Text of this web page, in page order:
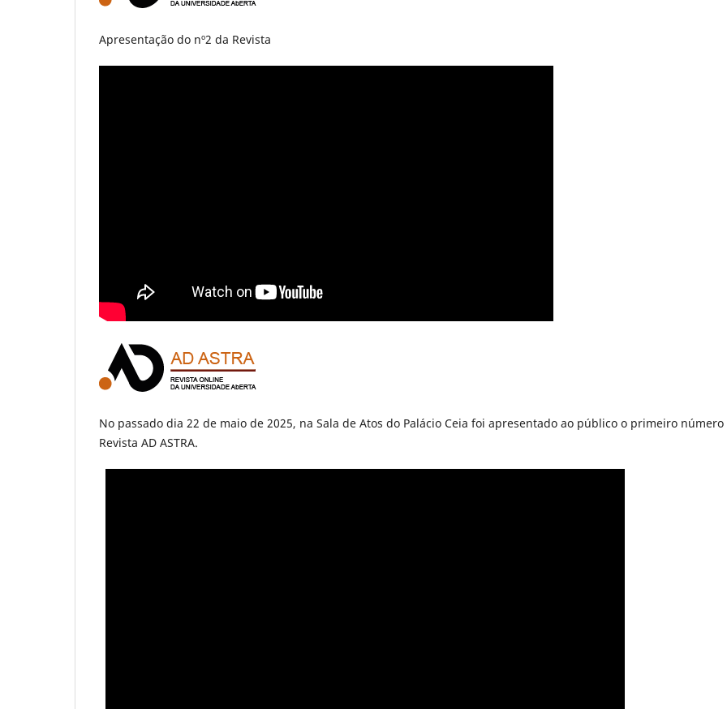
Apresentação do nº2 da Revista
No passado dia 22 de maio de 2025, na Sala de Atos do Palácio Ceia foi apresentado ao público o primeiro número
Revista AD ASTRA.